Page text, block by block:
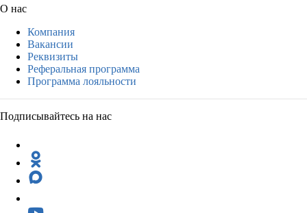
О нас
Компания
Вакансии
Реквизиты
Реферальная программа
Программа лояльности
Подписывайтесь на нас